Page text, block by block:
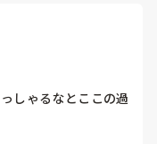
しゃるなとここの過